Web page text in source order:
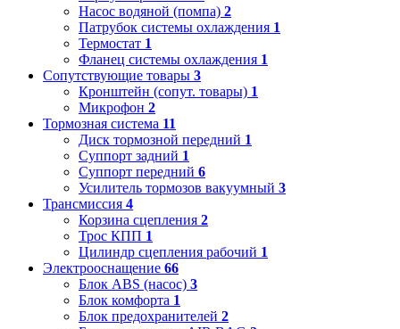
Насос водяной (помпа) 2
Патрубок системы охлаждения 1
Термостат 1
Фланец системы охлаждения 1
Сопутствующие товары 3
Кронштейн (сопут. товары) 1
Микрофон 2
Тормозная система 11
Диск тормозной передний 1
Суппорт задний 1
Суппорт передний 6
Усилитель тормозов вакуумный 3
Трансмиссия 4
Корзина сцепления 2
Трос КПП 1
Цилиндр сцепления рабочий 1
Электрооснащение 66
Блок ABS (насос) 3
Блок комфорта 1
Блок предохранителей 2